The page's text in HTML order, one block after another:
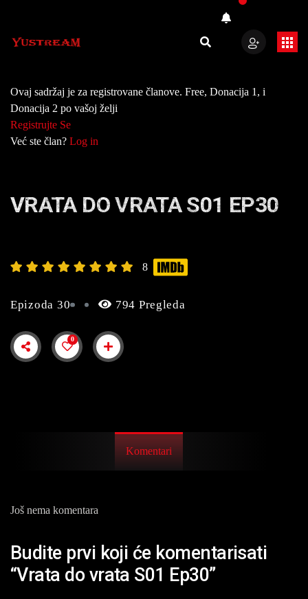
Ovaj sadržaj je za registrovane članove. Free, Donacija 1, i
Donacija 2 po vašoj želji
Registrujte Se
Već ste član? Log in
VRATA DO VRATA S01 EP30
8
Epizoda 30 794 Pregleda
0
Komentari
Još nema komentara
Budite prvi koji će komentarisati
“Vrata do vrata S01 Ep30”